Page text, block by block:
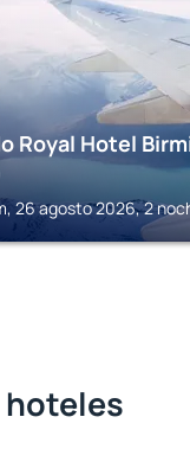
Royal Hotel
26 agosto 2026, 2
hoteles